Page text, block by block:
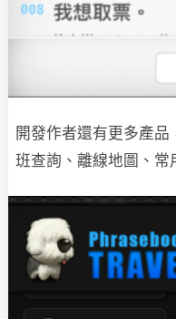
開發作者還有更多產
班查詢、離線地圖、常